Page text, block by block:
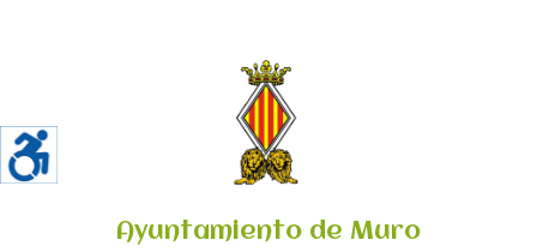
Ayuntamiento de Muro